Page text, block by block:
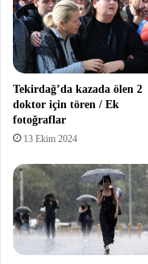
Tekirdağ’da kazada ölen 2
doktor için tören / Ek
fotoğraflar
13 Ekim 2024